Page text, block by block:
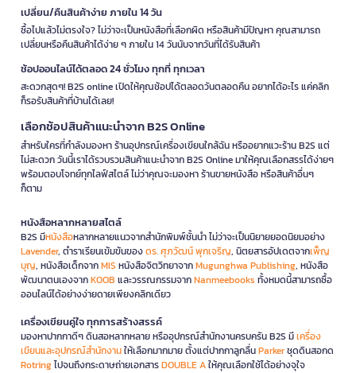
เปลี่ยน/คืนสินค้าง่าย ภายใน 14 วัน
ซื้อไปแล้วไม่ตรงใจ? ไม่ว่าจะเป็นหนังสือที่เลือกผิด หรือสินค้ามีปัญหา คุณสามารถ
เปลี่ยนหรือคืนสินค้าได้ง่าย ๆ ภายใน 14 วันนับจากวันที่ได้รับสินค้า
ช้อปออนไลน์ได้ตลอด 24 ชั่วโมง ทุกที่ ทุกเวลา
สะดวกสุดๆ! B2S online เปิดให้คุณช้อปได้ตลอดวันตลอดคืน อยากได้อะไร แค่คลิก
ก็รอรับสินค้าที่บ้านได้เลย!
เลือกช้อปสินค้าแนะนำจาก B2S Online
สำหรับใครที่กำลังมองหา ร้านอุปกรณ์เครื่องเขียนใกล้ฉัน หรืออยากแวะร้าน B2S แต่
ไม่สะดวก วันนี้เราได้รวบรวมสินค้าแนะนำจาก B2S Online มาให้คุณเลือกสรรได้ง่ายๆ
พร้อมตอบโจทย์ทุกไลฟ์สไตล์ ไม่ว่าคุณจะมองหา ร้านขายหนังสือ หรือสินค้าอื่นๆ
ก็ตาม
หนังสือหลากหลายสไตล์
B2S มีหนังสือหลากหลายแนวจากสำนักพิมพ์ชั้นนำ ไม่ว่าจะเป็นนิยายยอดนิยมอย่าง
Lavender, ตำราเรียนเข้มข้นของดร. ศุภวัฒน์ พุกเจริญ, นิตยสารอัปเดตจากเพ็ญ
บุญ, หนังสือเด็กจากMIS หนังสือจิตวิทยาจากMugunghwa Publishing, หนังสือ
พัฒนาตนเองจากKOOB และวรรณกรรมจากNanmeebooks ทั้งหมดนี้สามารถซื้อ
ออนไลน์ได้อย่างง่ายดายเพียงคลิกเดียว
เครื่องเขียนคู่ใจ ทุกการสร้างสรรค์
มองหาปากกาดีๆ ดินสอหลากหลาย หรืออุปกรณ์สำนักงานครบครัน B2S มีเครื่อง
เขียนและอุปกรณ์สำนักงานให้เลือกมากมาย ตั้งแต่ปากกาลูกลื่นParkerชุดดินสอกด
Rotringไปจนถึงกระดาษถ่ายเอกสารDOUBLE Aให้คุณเลือกใช้ได้อย่างจุใจ